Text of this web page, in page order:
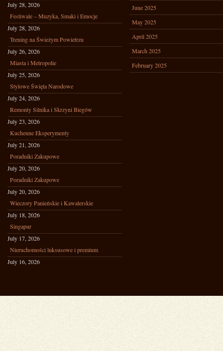
July 28, 2026
Festiwale – Muzyka, Smaki i Emocje
July 28, 2026
Trening na Świeżym Powietrzu
July 26, 2026
Miasta i Metropolie
July 25, 2026
Stylowe Święta Narodowe
July 24, 2026
Remonty Silnika i Skrzyni Biegów
July 23, 2026
Kuchenne Eksperymenty
July 21, 2026
Poradniki Zakupowe
July 20, 2026
Poradniki Zakupowe
July 20, 2026
Wieczory Panieńskie i Kawalerskie
July 18, 2026
Singapur
July 17, 2026
Nieruchomości luksusowe i premium
July 16, 2026
June 2025
May 2025
April 2025
March 2025
February 2025